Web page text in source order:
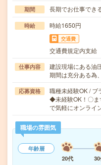
期間 長期でお仕事でき
時給 時給1650円
交通費
交通費規定内支給
仕事内容
建設現場にある油
期間は充分ある為
応募資格
職種未経験OK / ブ
◆未経験OK！〇ま
で気軽にオンラ
職場の雰囲気
年齢層
20代